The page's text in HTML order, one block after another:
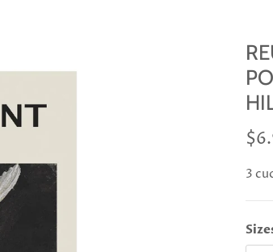
3